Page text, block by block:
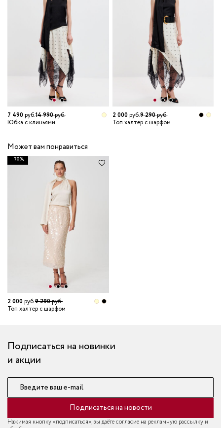
7 490руб.14 990руб.
Юбка с клиньями
2 000руб.9 290руб.
Топ халтер с шарфом
Может вам понравиться
-78%
2 000руб.9 290руб.
Топ халтер с шарфом
Подписаться на новинки
и акции
Введите ваш e-mail
Подписаться на новости
Нажимая кнопку «подписаться», вы даёте согласие на рекламную рассылку и